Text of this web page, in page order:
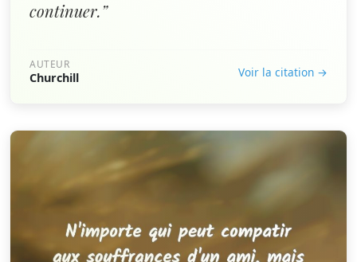
continuer.”
AUTEUR
Churchill Voir la citation →